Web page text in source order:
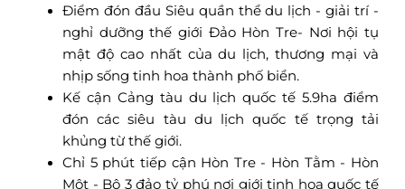
Điểm đón đầu Siêu quần thể du lịch - giải trí -
nghỉ dưỡng thế giới Đảo Hòn Tre- Nơi hội tụ
mật độ cao nhất của du lịch, thương mại và
nhịp sống tinh hoa thành phố biển.
Kế cận Cảng tàu du lịch quốc tế 5.9ha điểm
đón các siêu tàu du lịch quốc tế trọng tải
khủng từ thế giới.
Chỉ 5 phút tiếp cận Hòn Tre - Hòn Tằm - Hòn
Một - Bộ 3 đảo tỷ phú nơi giới tinh hoa quốc tế